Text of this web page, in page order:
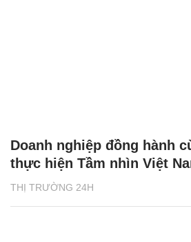
THỊ TRƯỜNG 24H
Doanh nghiệp đồng hành
thực hiện Tầm nhìn Việt